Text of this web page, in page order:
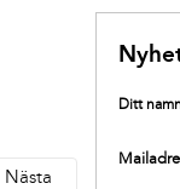
Nästa
Ditt